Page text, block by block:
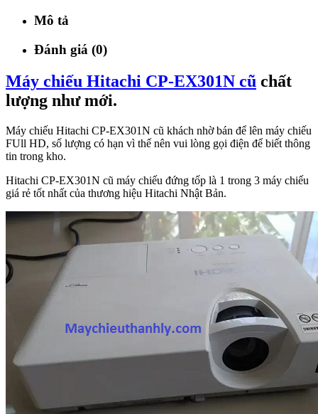
Mô tả
Đánh giá (0)
Máy chiếu Hitachi CP-EX301N cũ chất
lượng như mới.
Máy chiếu Hitachi CP-EX301N cũ khách nhờ bán để lên máy chiếu
FUll HD, số lượng có hạn vì thế nên vui lòng gọi điện để biết thông
tin trong kho.
Hitachi CP-EX301N cũ máy chiếu đứng tốp là 1 trong 3 máy chiếu
giá rẻ tốt nhất của thương hiệu Hitachi Nhật Bản.